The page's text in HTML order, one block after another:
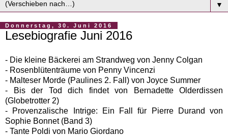
▼
Donnerstag, 30. Juni 2016
Lesebiografie Juni 2016
- Die kleine Bäckerei am Strandweg von Jenny Colgan
- Rosenblütenträume von Penny Vincenzi
- Malteser Morde (Paulines 2. Fall) von Joyce Summer
- Bis der Tod dich findet von Bernadette Olderdissen
(Globetrotter 2)
- Provenzalische Intrige: Ein Fall für Pierre Durand von
Sophie Bonnet (Band 3)
- Tante Poldi von Mario Giordano